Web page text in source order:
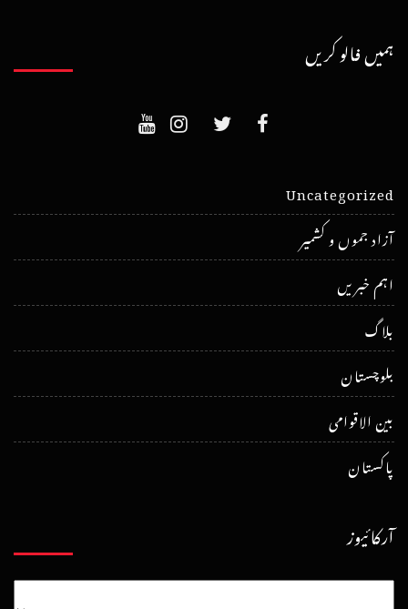
ہمیں فالو کریں
Uncategorized
آزاد جموں و کشمیر
اہم خبریں
بلاگ
بلوچستان
بین الاقوامی
پاکستان
آرکائیوز